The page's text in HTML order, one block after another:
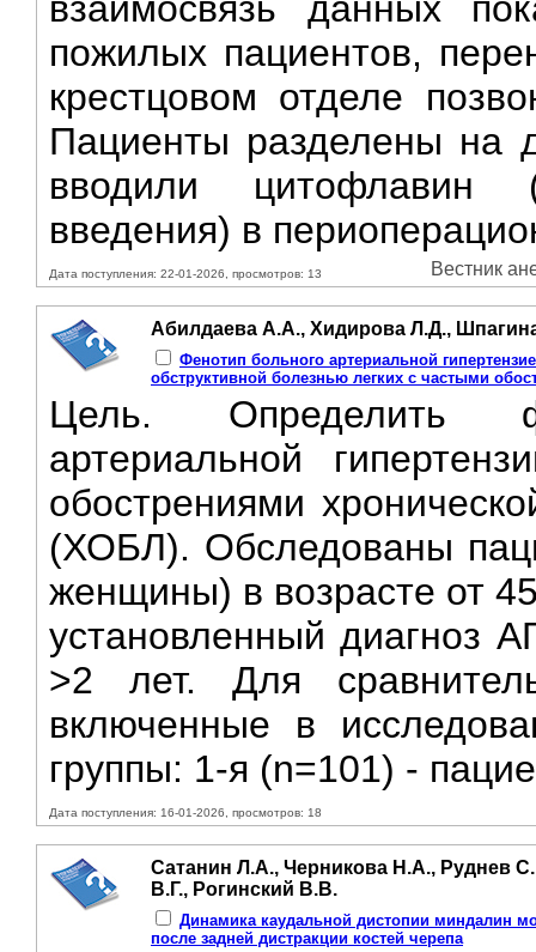
пожилых пациентов,
крестцовом отделе
Пациенты разделены на
вводили цитофлавин
введения) в
Дата поступления: 22-01-2026, просмотров: 13 Вестник
Абилдаева А.А., Хидирова Л.Д.,
Фенотип больного артериальной
обструктивной болезнью легких с частыми
Цель. Определить
артериальной
обострениями
(ХОБЛ). Обследованы
женщины) в возрасте от
установленный диагноз
>2 лет. Для
включенные в
группы: 1-я (n=101) -
Дата поступления: 16-01-2026, просмотров: 18
Сатанин Л.А., Черникова Н.А., Руднев
В.Г., Рогинский В.В.
Динамика каудальной дистопии миндалин
после задней дистракции костей черепа